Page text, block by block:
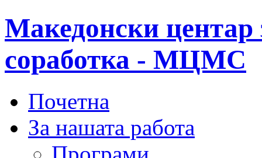
Македонски центар
соработка - МЦМС
Почетна
За нашата работа